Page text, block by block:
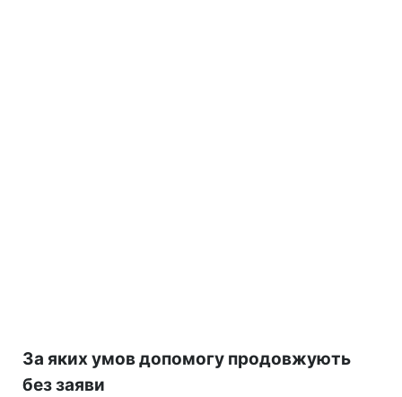
За яких умов допомогу продовжують
без заяви